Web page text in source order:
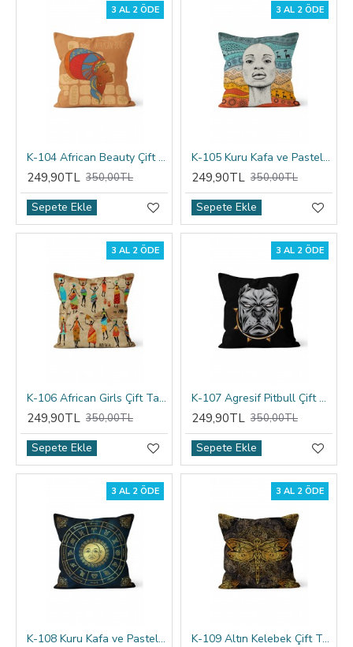
3 AL 2 ÖDE
K-104 African Beauty Çift Tarafı Baskılı Kırlent Kılıfı
249,90TL 350,00TL
Sepete Ekle
3 AL 2 ÖDE
K-105 Kuru Kafa ve Pastel Çiçekler Çift Tarafı Baskılı Kırlent Kılıfı
249,90TL 350,00TL
Sepete Ekle
3 AL 2 ÖDE
K-106 African Girls Çift Tarafı Baskılı Kırlent Kılıfı
249,90TL 350,00TL
Sepete Ekle
3 AL 2 ÖDE
K-107 Agresif Pitbull Çift Tarafı Baskılı Kırlent Kılıfı
249,90TL 350,00TL
Sepete Ekle
3 AL 2 ÖDE
K-108 Kuru Kafa ve Pastel Çiçekler Çift Tarafı Baskılı Kırlent Kılıfı
3 AL 2 ÖDE
K-109 Altın Kelebek Çift Tarafı Baskılı Kırlent Kılıfı